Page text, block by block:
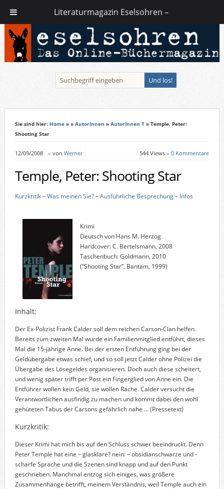
Sie sind hier: Home» » AutorInnen » AutorInnen T» Temple, Peter:
Shooting Star
12/09/2008 – von Werner 544 Views –0 Kommentare
Temple, Peter: Shooting Star
Kurzkritik–Was meinen Sie?–Ausführliche Besprechung– Infos
Krimi
Deutsch von Hans M. Herzog
Hardcover: C. Bertelsmann, 2008
Taschenbuch: Goldmann, 2010
(“Shooting Star”, Bantam, 1999)
Inhalt:
Der Ex-Polizist Frank Calder soll dem reichen Carson-Clan helfen.
Bereits zum zweiten Mal wurde ein Familienmitglied entführt, dieses
Mal die 15-jährige Anne. Bei der ersten Entführung ging bei der
Geldübergabe etwas schief, und so soll jetzt Calder ohne Polizei die
Übergabe des Lösegeldes organisieren. Doch auch diese scheitert,
und wenig später trifft per Post ein Fingerglied von Anne ein. Die
Entführer wollen kein Geld, sie wollen Rache. Calder versucht die
Verantwortlichen ausfindig zu machen und kommt dabei den wohl
gehüteten Tabus der Carsons gefährlich nahe …(Pressetext)
Kurzkritik:
Dieser Krimi hat mich bis auf den Schluss schwer beeindruckt. Denn
Peter Temple hat eine – glasklare? nein: – obsidianschwarze und -
scharfe Sprache und die Szenen sind knapp und auf den Punkt
geschrieben. Manchmal entzog sich einiges, was größere
Zusammenhänge betrifft, meinem Verständnis, weil Temple auch ein
Literaturmagazin Eselsohren –